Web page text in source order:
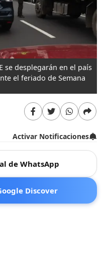
se desplegarán en el país
el feriado de Semana
Activar Notificaciones
de WhatsApp
Discover